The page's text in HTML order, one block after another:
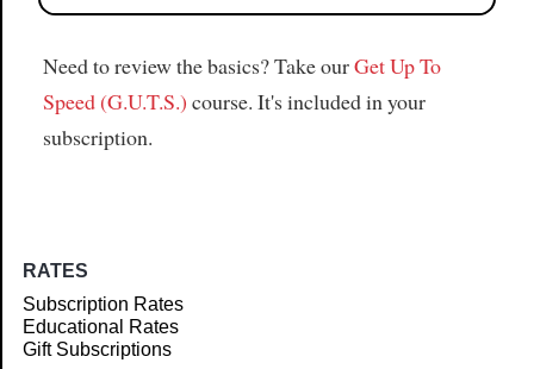
Need to review the basics? Take ourGet Up To
Speed (G.U.T.S.) course. It's included in your
subscription.
RATES
Subscription Rates
Educational Rates
Gift Subscriptions